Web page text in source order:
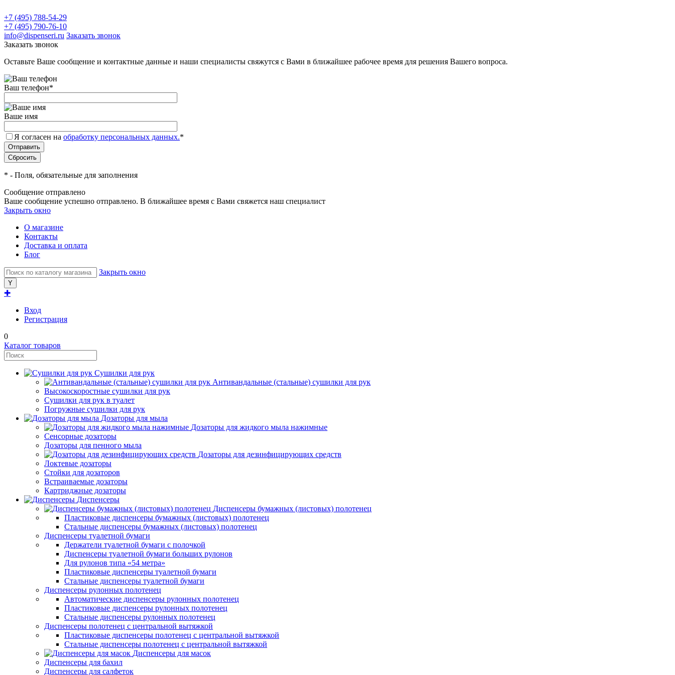
+7 (495) 788-54-29
+7 (495) 790-76-10
info@dispenseri.ru Заказать звонок
Заказать звонок
Оставьте Ваше сообщение и контактные данные и наши специалисты свяжутся с Вами в ближайшее рабочее время для решения Вашего вопроса.
Ваш телефон*
Ваше имя
Я согласен на обработку персональных данных.*
* - Поля, обязательные для заполнения
Сообщение отправлено
Ваше сообщение успешно отправлено. В ближайшее время с Вами свяжется наш специалист
Закрыть окно
О магазине
Контакты
Доставка и оплата
Блог
Закрыть окно
✚
Вход
Регистрация
0
Каталог товаров
Сушилки для рук
Антивандальные (стальные) сушилки для рук
Высокоскоростные сушилки для рук
Сушилки для рук в туалет
Погружные сушилки для рук
Дозаторы для мыла
Дозаторы для жидкого мыла нажимные
Сенсорные дозаторы
Дозаторы для пенного мыла
Дозаторы для дезинфицирующих средств
Локтевые дозаторы
Стойки для дозаторов
Встраиваемые дозаторы
Картриджные дозаторы
Диспенсеры
Диспенсеры бумажных (листовых) полотенец
Пластиковые диспенсеры бумажных (листовых) полотенец
Стальные диспенсеры бумажных (листовых) полотенец
Диспенсеры туалетной бумаги
Держатели туалетной бумаги с полочкой
Диспенсеры туалетной бумаги больших рулонов
Для рулонов типа «54 метра»
Пластиковые диспенсеры туалетной бумаги
Стальные диспенсеры туалетной бумаги
Диспенсеры рулонных полотенец
Автоматические диспенсеры рулонных полотенец
Пластиковые диспенсеры рулонных полотенец
Стальные диспенсеры рулонных полотенец
Диспенсеры полотенец с центральной вытяжкой
Пластиковые диспенсеры полотенец с центральной вытяжкой
Стальные диспенсеры полотенец с центральной вытяжкой
Диспенсеры для масок
Диспенсеры для бахил
Диспенсеры для салфеток